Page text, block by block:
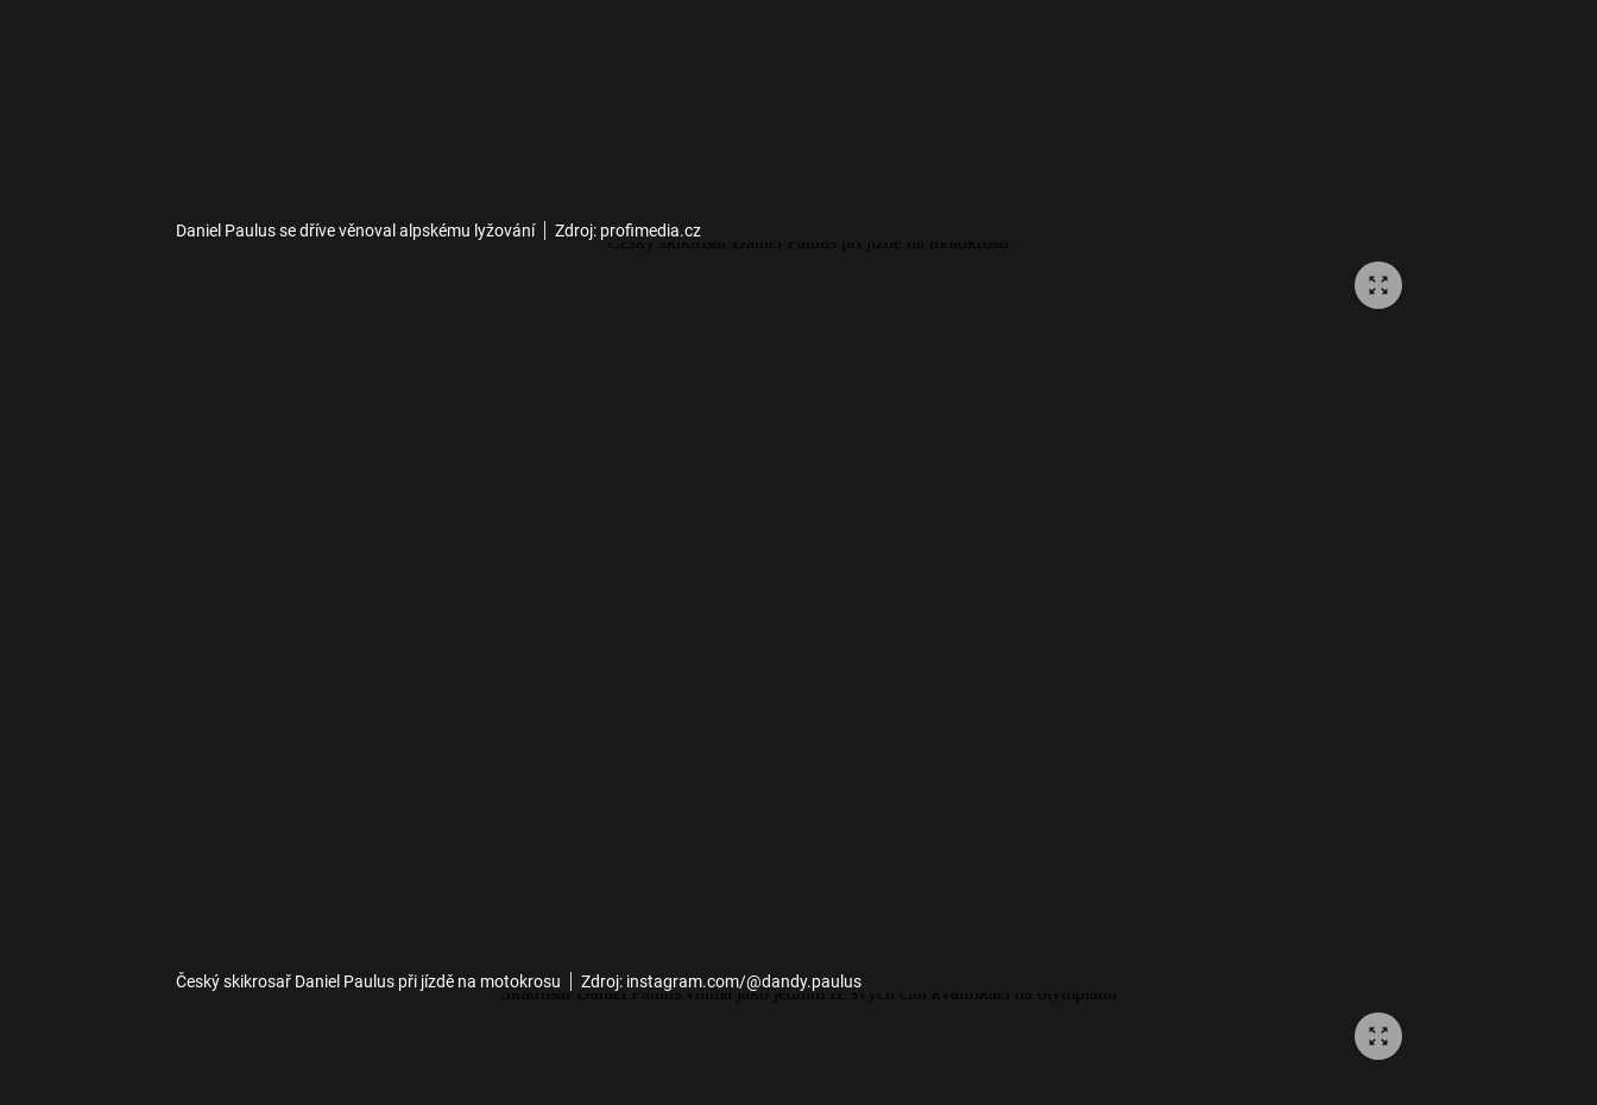
Daniel Paulus se dříve věnoval alpskému lyžování Zdroj: profimedia.cz
Český skikrosař Daniel Paulus při jízdě na motokrosu Zdroj: instagram.com/@dandy.paulus